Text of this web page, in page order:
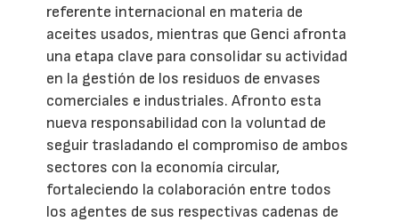
referente internacional en materia de
aceites usados, mientras que Genci afronta
una etapa clave para consolidar su actividad
en la gestión de los residuos de envases
comerciales e industriales. Afronto esta
nueva responsabilidad con la voluntad de
seguir trasladando el compromiso de ambos
sectores con la economía circular,
fortaleciendo la colaboración entre todos
los agentes de sus respectivas cadenas de